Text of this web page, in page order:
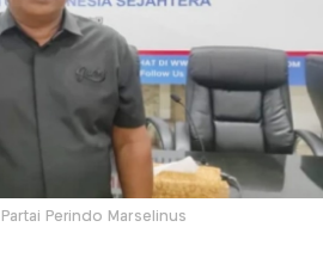
Partai Perindo Marselinus